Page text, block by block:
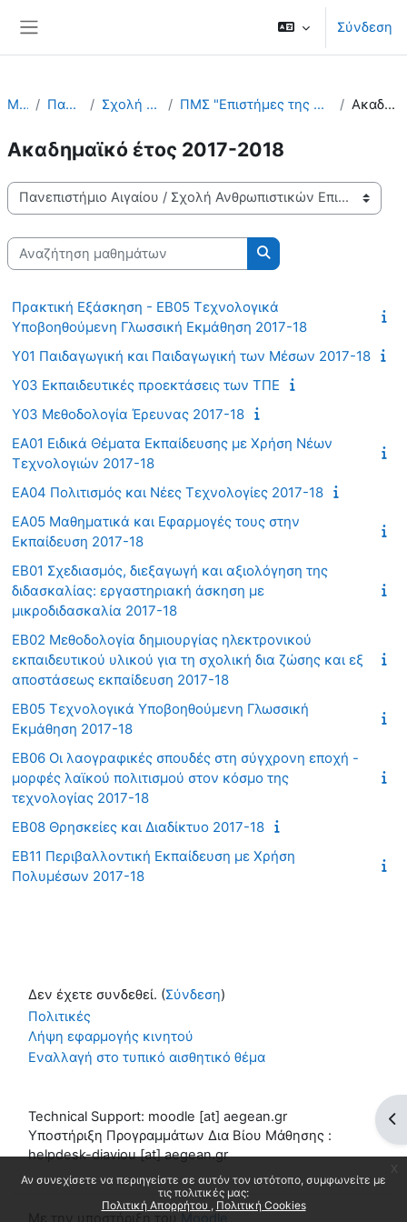
Αν συνεχίσετε να περιηγείστε σε αυτόν τον ιστότοπο, συμφωνείτε με
τις πολιτικές μας:
Πολιτική Απορρήτου
Πολιτική Cookies
Σύνδεση
Μαθήματα Πανεπιστήμιο Αιγαίου Σχολή Ανθρωπιστικών Επιστημών ΠΜΣ "Επιστήμες της Αγωγής - Εκπαίδευση με χρήση Νέων τεχνολογιών" - ΠΤΔΕ Ακαδημαϊκό έτος 2017-2018
Ακαδημαϊκό έτος 2017-2018
Κατηγορίες μαθημάτων
Αναζήτηση μαθημάτων
Αναζήτηση
Πρακτική Εξάσκηση - ΕΒ05 Τεχνολογικά
Υποβοηθούμενη Γλωσσική Εκμάθηση 2017-18
Υ01 Παιδαγωγική και Παιδαγωγική των Μέσων 2017-18
Υ03 Εκπαιδευτικές προεκτάσεις των ΤΠΕ
Υ03 Μεθοδολογία Έρευνας 2017-18
ΕΑ01 Ειδικά Θέματα Εκπαίδευσης με Χρήση Νέων
Τεχνολογιών 2017-18
ΕΑ04 Πολιτισμός και Νέες Τεχνολογίες 2017-18
ΕΑ05 Μαθηματικά και Εφαρμογές τους στην
Εκπαίδευση 2017-18
ΕΒ01 Σχεδιασμός, διεξαγωγή και αξιολόγηση της
διδασκαλίας: εργαστηριακή άσκηση με
μικροδιδασκαλία 2017-18
ΕΒ02 Μεθοδολογία δημιουργίας ηλεκτρονικού
εκπαιδευτικού υλικού για τη σχολική δια ζώσης και εξ
αποστάσεως εκπαίδευση 2017-18
ΕΒ05 Τεχνολογικά Υποβοηθούμενη Γλωσσική
Εκμάθηση 2017-18
ΕΒ06 Οι λαογραφικές σπουδές στη σύγχρονη εποχή -
μορφές λαϊκού πολιτισμού στον κόσμο της
τεχνολογίας 2017-18
EB08 Θρησκείες και Διαδίκτυο 2017-18
EB11 Περιβαλλοντική Εκπαίδευση με Χρήση
Πολυμέσων 2017-18
Δεν έχετε συνδεθεί. (Σύνδεση)
Πολιτικές
Λήψη εφαρμογής κινητού
Εναλλαγή στο τυπικό αισθητικό θέμα
Technical Support: moodle [at] aegean.gr
Υποστήριξη Προγραμμάτων Δια Βίου Μάθησης :
helpdesk-diaviou [at] aegean.gr
Moodle